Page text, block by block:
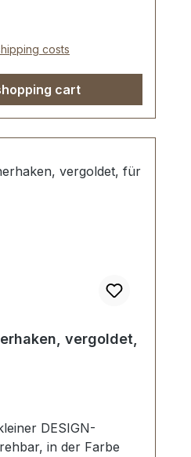
costs
cart
vergoldet,
DESIGN-
in der Farbe